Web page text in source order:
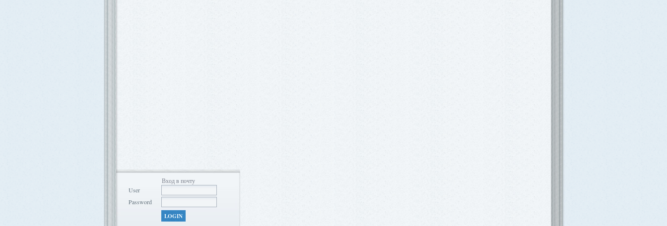
Вход в почту
User
Password
LOGIN